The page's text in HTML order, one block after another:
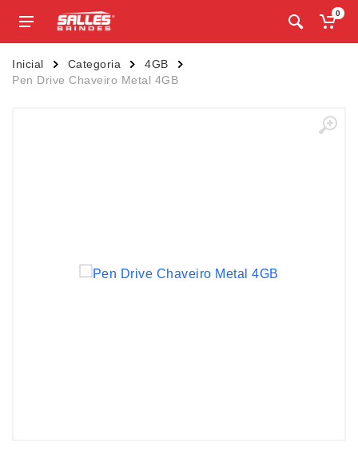
0
Inicial Categoria
4GB
Pen Drive Chaveiro Metal 4GB